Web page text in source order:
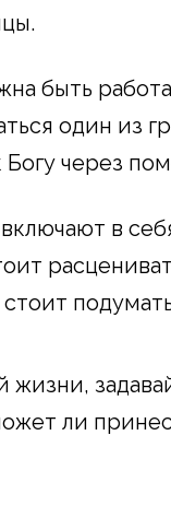
быть
один из
через
в
жизни,
ли